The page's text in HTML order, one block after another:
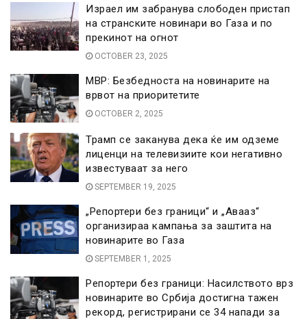
Израел им забранува слободен пристап
на странските новинари во Газа и по
прекинот на огнот
OCTOBER 23, 2025
МВР: Безбедноста на новинарите на
врвот на приоритетите
OCTOBER 2, 2025
Трамп се заканува дека ќе им одземе
лиценци на телевизиите кои негативно
известуваат за него
SEPTEMBER 19, 2025
„Репортери без граници“ и „Авааз“
организираа кампања за заштита на
новинарите во Газа
SEPTEMBER 1, 2025
Репортери без граници: Насилството врз
новинарите во Србија достигна тажен
рекорд, регистрирани се 34 напади за